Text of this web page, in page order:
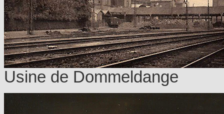
Usine de Dommeldange